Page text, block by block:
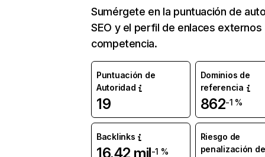
Sumérgete en la puntuación de
SEO y el perfil de enlaces externos
competencia.
Puntuación de
Autoridad
19
Dominios de
referencia
862-1 %
Backlinks
16,42 mil-1 %
Riesgo de
penalización de